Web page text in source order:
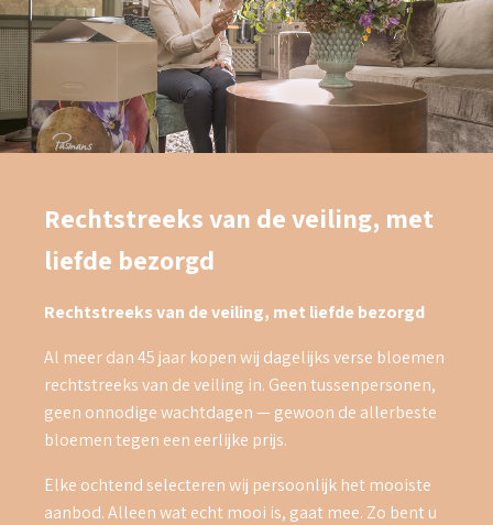
Rechtstreeks van de veiling, met
liefde bezorgd
Rechtstreeks van de veiling, met liefde bezorgd
Al meer dan 45 jaar kopen wij dagelijks verse bloemen
rechtstreeks van de veiling in. Geen tussenpersonen,
geen onnodige wachtdagen — gewoon de allerbeste
bloemen tegen een eerlijke prijs.
Elke ochtend selecteren wij persoonlijk het mooiste
aanbod. Alleen wat echt mooi is, gaat mee. Zo bent u